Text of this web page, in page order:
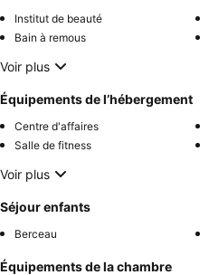
Institut de beauté
Bain à remous
Voir plus
Équipements de l’hébergement
Centre d'affaires
Salle de fitness
Voir plus
Séjour enfants
Berceau
Équipements de la chambre